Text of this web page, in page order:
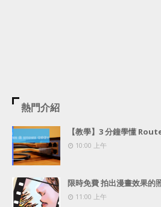
熱門介紹
【教學】3 分鐘學懂
10:00 上午
限時免費 拍出漫畫效果
11:00 上午